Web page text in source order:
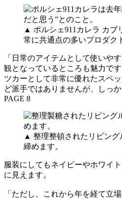
▲ ポルシェ911カレラ カブ
常に共通点の多いプロダク
「日常のアイテムとして使いや
観となっているところも魅力で
ツカーとして非常に優れたスペ
ど派手ではありませんが、しっ
PAGE 8
▲ 整理整頓されたリビング
締めます。
服装にしてもネイビーやホワイ
に見えます。
「ただし、これから年を経て立